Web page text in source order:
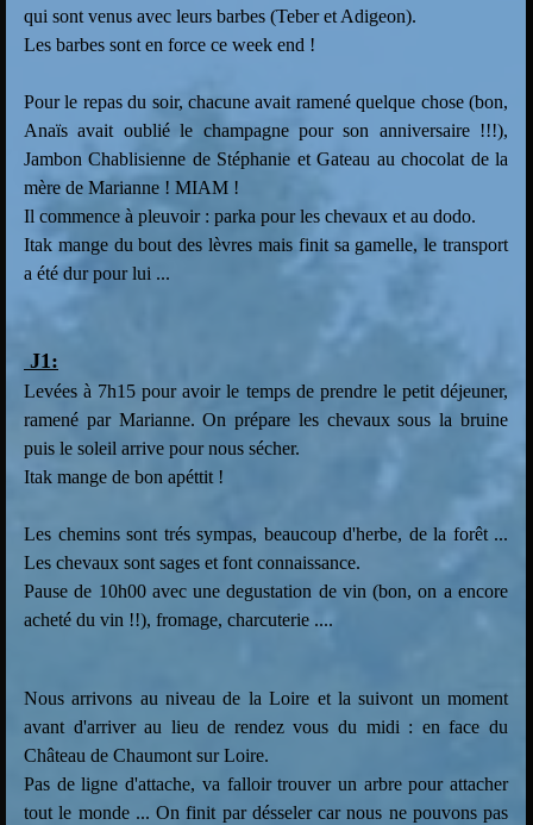
qui sont venus avec leurs barbes (Teber et Adigeon).
Les barbes sont en force ce week end !
Pour le repas du soir, chacune avait ramené quelque chose (bon,
Anaïs avait oublié le champagne pour son anniversaire !!!),
Jambon Chablisienne de Stéphanie et Gateau au chocolat de la
mère de Marianne ! MIAM !
Il commence à pleuvoir : parka pour les chevaux et au dodo.
Itak mange du bout des lèvres mais finit sa gamelle, le transport
a été dur pour lui ...
J1:
Levées à 7h15 pour avoir le temps de prendre le petit déjeuner,
ramené par Marianne. On prépare les chevaux sous la bruine
puis le soleil arrive pour nous sécher.
Itak mange de bon apéttit !
Les chemins sont trés sympas, beaucoup d'herbe, de la forêt ...
Les chevaux sont sages et font connaissance.
Pause de 10h00 avec une degustation de vin (bon, on a encore
acheté du vin !!), fromage, charcuterie ....
Nous arrivons au niveau de la Loire et la suivont un moment
avant d'arriver au lieu de rendez vous du midi : en face du
Château de Chaumont sur Loire.
Pas de ligne d'attache, va falloir trouver un arbre pour attacher
tout le monde ... On finit par désseler car nous ne pouvons pas